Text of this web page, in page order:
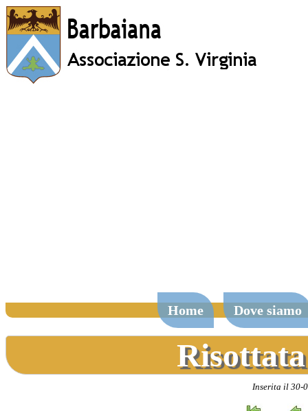
Home Dove siamo
Inserita il 30-